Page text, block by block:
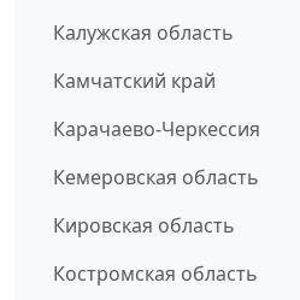
Калужская область
Камчатский край
Карачаево-Черкессия
Кемеровская область
Кировская область
Костромская область